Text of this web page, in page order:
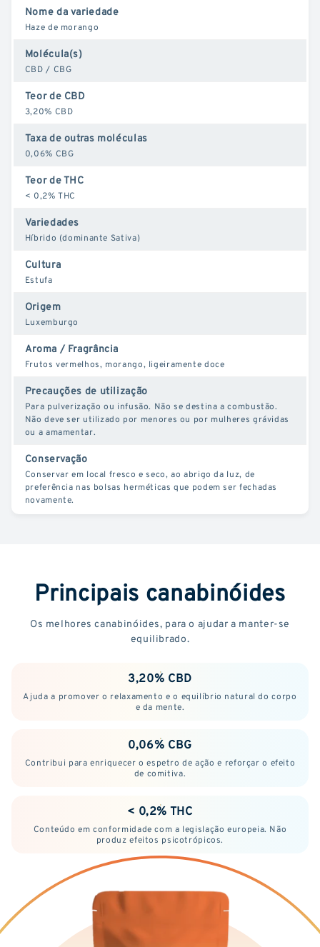
Nome da variedade
Haze de morango
Molécula(s)
CBD / CBG
Teor de CBD
3,20% CBD
Taxa de outras moléculas
0,06% CBG
Teor de THC
< 0,2% THC
Variedades
Híbrido (dominante Sativa)
Cultura
Estufa
Origem
Luxemburgo
Aroma / Fragrância
Frutos vermelhos, morango, ligeiramente doce
Precauções de utilização
Para pulverização ou infusão. Não se destina a combustão.
Não deve ser utilizado por menores ou por mulheres grávidas
ou a amamentar.
Conservação
Conservar em local fresco e seco, ao abrigo da luz, de
preferência nas bolsas herméticas que podem ser fechadas
novamente.
Principais canabinóides
Os melhores canabinóides, para o ajudar a manter-se
equilibrado.
3,20% CBD
Ajuda a promover o relaxamento e o equilíbrio natural do corpo
e da mente.
0,06% CBG
Contribui para enriquecer o espetro de ação e reforçar o efeito
de comitiva.
< 0,2% THC
Conteúdo em conformidade com a legislação europeia. Não
produz efeitos psicotrópicos.